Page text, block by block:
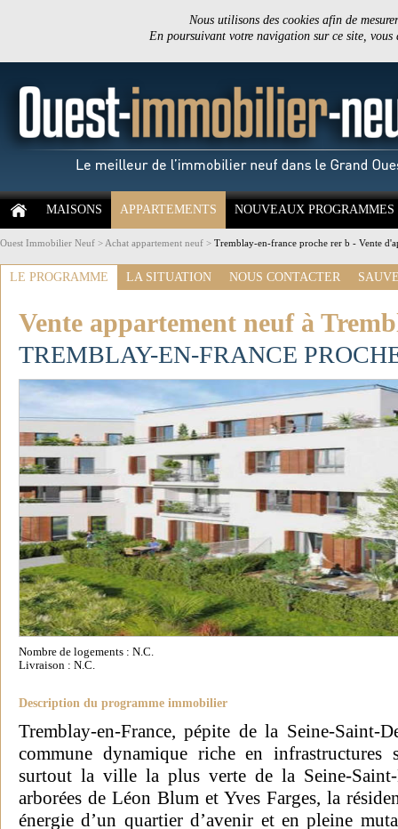
Nous utilisons des cookies afin de
En poursuivant votre navigation sur ce site,
MAISONS APPARTEMENTS NOUVEAUX PROGRAMMES
Ouest Immobilier Neuf > Achat appartement neuf > Tremblay-en-france proche rer b - Vente
LE PROGRAMME LA SITUATION NOUS CONTACTER
Vente appartement neuf à
TREMBLAY-EN-FRANCE
Nombre de logements : N.C.
Livraison : N.C.
Description du programme immobilier
Tremblay-en-France, pépite de la Seine-Saint-
commune dynamique riche en
surtout la ville la plus verte de la Seine-
arborées de Léon Blum et Yves Farges, la
énergie d’un quartier d’avenir et en pleine